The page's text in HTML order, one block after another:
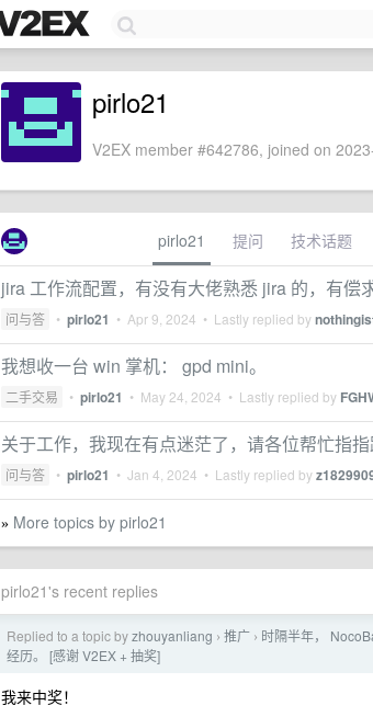
pirlo21
V2EX member #642786, joined on
pirlo21 提问 技术话题
jira 工作流配置，有没有大佬熟悉 jira 的，有偿
问与答 • pirlo21 • Apr 9, 2024 • Lastly replied by
我想收一台 win 掌机： gpd mini。
二手交易 • pirlo21 • May 24, 2024 • Lastly replied by
关于工作，我现在有点迷茫了，请各位帮忙指指
问与答 • pirlo21 • Jan 4, 2024 • Lastly replied by
» More topics by pirlo21
pirlo21's recent replies
Replied to a topic byzhouyanliang › 推广 › 时隔半年，
经历。 [感谢 V2EX + 抽奖]
我来中奖！